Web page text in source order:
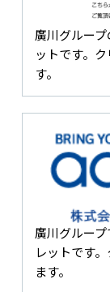
廣川グルー
ットです。
す。
廣川グルー
レットです
ます。